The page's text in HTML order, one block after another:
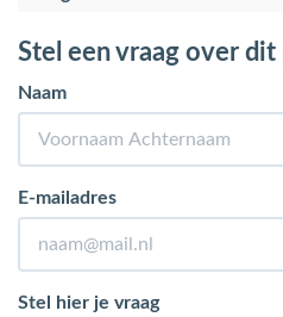
Stel een vraag over
Naam
E-mailadres
Stel hier je vraag